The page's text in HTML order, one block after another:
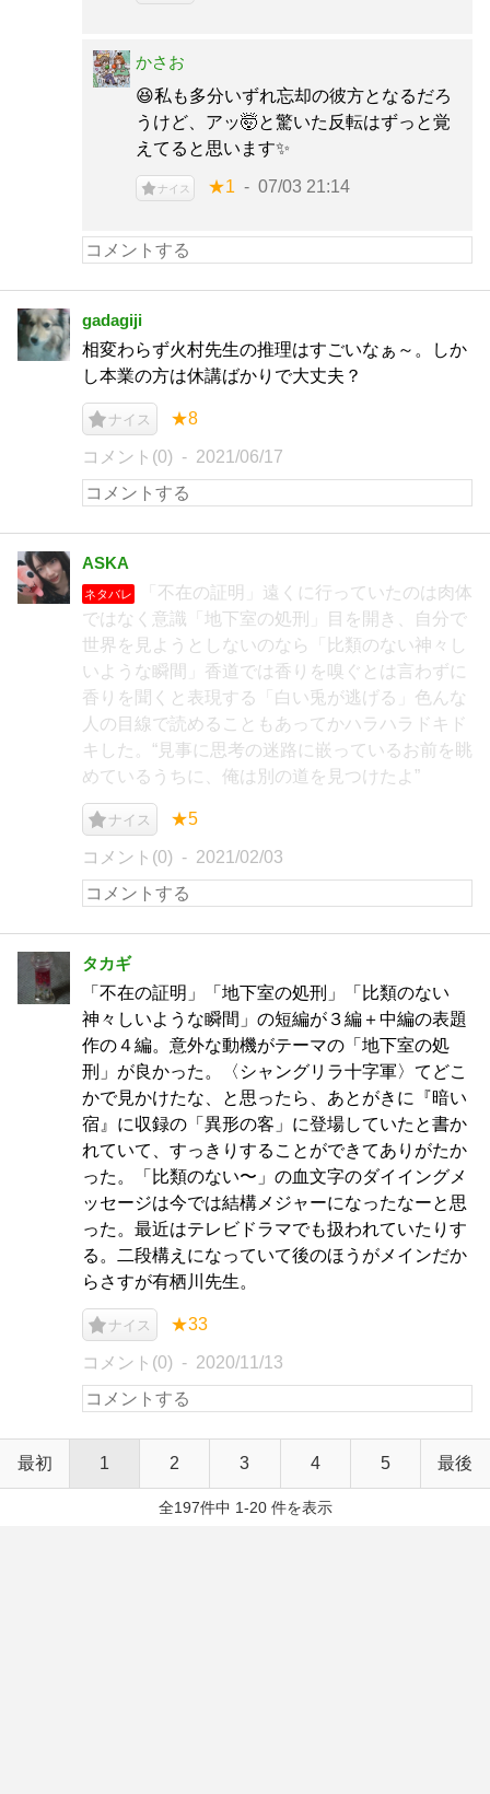
かさお
😆私も多分いずれ忘却の彼方となるだろ
うけど、アッ🤯と驚いた反転はずっと覚
えてると思います✨
ナイス ★1 07/03 21:14
gadagiji
相変わらず火村先生の推理はすごいなぁ～。しか
し本業の方は休講ばかりで大丈夫？
ナイス ★8
コメント(0) 2021/06/17
ASKA
ネタバレ
「不在の証明」遠くに行っていたのは肉体
ではなく意識「地下室の処刑」目を開き、自分で
世界を見ようとしないのなら「比類のない神々し
いような瞬間」香道では香りを嗅ぐとは言わずに
香りを聞くと表現する「白い兎が逃げる」色んな
人の目線で読めることもあってかハラハラドキド
キした。“見事に思考の迷路に嵌っているお前を眺
めているうちに、俺は別の道を見つけたよ”
ナイス ★5
コメント(0) 2021/02/03
タカギ
「不在の証明」「地下室の処刑」「比類のない
神々しいような瞬間」の短編が３編＋中編の表題
作の４編。意外な動機がテーマの「地下室の処
刑」が良かった。〈シャングリラ十字軍〉てどこ
かで見かけたな、と思ったら、あとがきに『暗い
宿』に収録の「異形の客」に登場していたと書か
れていて、すっきりすることができてありがたか
った。「比類のない〜」の血文字のダイイングメ
ッセージは今では結構メジャーになったなーと思
った。最近はテレビドラマでも扱われていたりす
る。二段構えになっていて後のほうがメインだか
らさすが有栖川先生。
ナイス ★33
コメント(0) 2020/11/13
最初 1 2 3 4 5 最後
全197件中 1-20 件を表示